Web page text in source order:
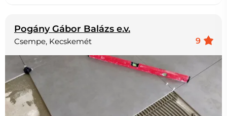
Pogány Gábor Balázs e.v.
9
Csempe, Kecskemét